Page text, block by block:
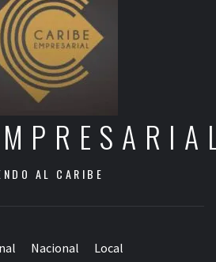
AL CARIBE
Nacional Local